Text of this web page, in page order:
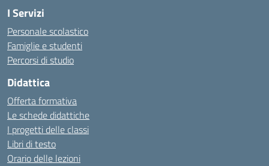
I Servizi
Personale scolastico
Famiglie e studenti
Percorsi di studio
Didattica
Offerta formativa
Le schede didattiche
I progetti delle classi
Libri di testo
Orario delle lezioni